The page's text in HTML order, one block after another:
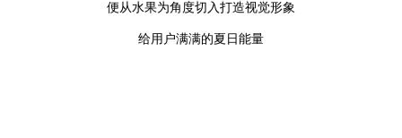
便从水果为角度切入打造视觉形象
给用户满满的夏日能量